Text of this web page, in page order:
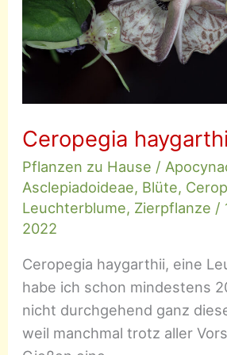
Ceropegia
Pflanzen zu Hause /
Asclepiadoideae, Blüte,
Leuchterblume, Zierpflanze /
2022
Ceropegia haygarthii, eine
habe ich schon mindestens
nicht durchgehend ganz
weil manchmal trotz aller